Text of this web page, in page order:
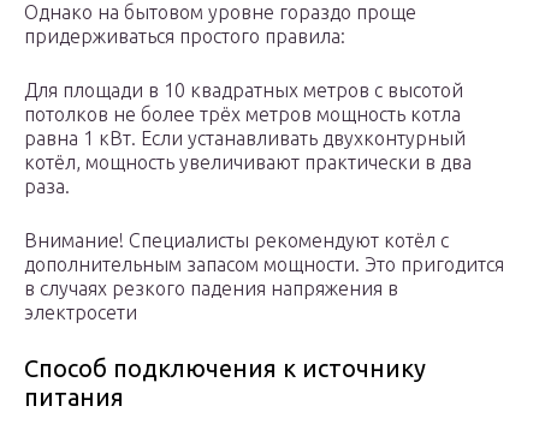
Однако на бытовом уровне гораздо проще
придерживаться простого правила:
Для площади в 10 квадратных метров с высотой
потолков не более трёх метров мощность котла
равна 1 кВт. Если устанавливать двухконтурный
котёл, мощность увеличивают практически в два
раза.
Внимание! Специалисты рекомендуют котёл с
дополнительным запасом мощности. Это пригодится
в случаях резкого падения напряжения в
электросети
Способ подключения к источнику
питания